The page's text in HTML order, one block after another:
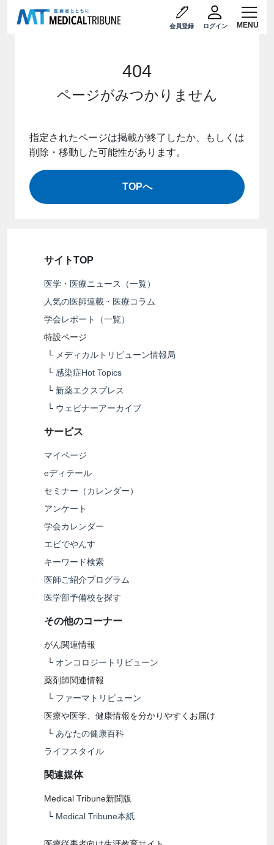
会員登録 ログイン
404
ページがみつかりません
指定されたページは掲載が終了したか、もしくは
削除・移動した可能性があります。
TOPへ
サイトTOP
医学・医療ニュース（一覧）
人気の医師連載・医療コラム
学会レポート（一覧）
特設ページ
└ メディカルトリビューン情報局
└ 感染症Hot Topics
└ 新薬エクスプレス
└ ウェビナーアーカイブ
サービス
マイページ
eディテール
セミナー（カレンダー）
アンケート
学会カレンダー
エビでやんす
キーワード検索
医師ご紹介プログラム
医学部予備校を探す
その他のコーナー
がん関連情報
└ オンコロジートリビューン
薬剤師関連情報
└ ファーマトリビューン
医療や医学、健康情報を分かりやすくお届け
└ あなたの健康百科
ライフスタイル
関連媒体
Medical Tribune新聞版
└ Medical Tribune本紙